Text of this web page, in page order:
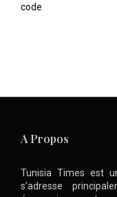
code
A Propos
Tunisia Times est
s’adresse